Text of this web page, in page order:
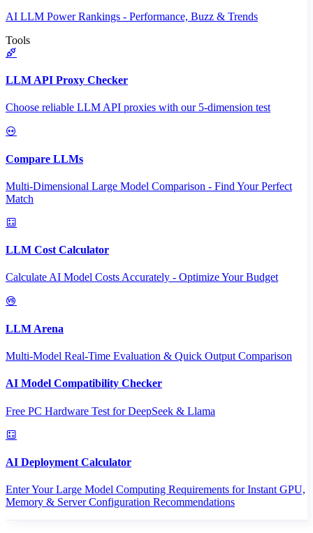
AI LLM Power Rankings - Performance, Buzz & Trends
Tools
LLM API Proxy Checker
Choose reliable LLM API proxies with our 5-dimension test
Compare LLMs
Multi-Dimensional Large Model Comparison - Find Your Perfect
Match
LLM Cost Calculator
Calculate AI Model Costs Accurately - Optimize Your Budget
LLM Arena
Multi-Model Real-Time Evaluation & Quick Output Comparison
AI Model Compatibility Checker
Free PC Hardware Test for DeepSeek & Llama
AI Deployment Calculator
Enter Your Large Model Computing Requirements for Instant GPU,
Memory & Server Configuration Recommendations